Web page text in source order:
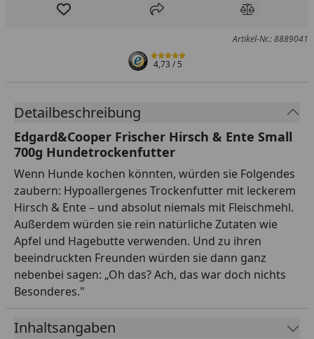
Produkt zur Wunschliste hinzufügen
Teilen Produkt
Artikel-Nr.: 8889041
4,73/ 5
Detailbeschreibung
Edgard&Cooper Frischer Hirsch & Ente Small
700g Hundetrockenfutter
Wenn Hunde kochen könnten, würden sie Folgendes
zaubern: Hypoallergenes Trockenfutter mit leckerem
Hirsch & Ente – und absolut niemals mit Fleischmehl.
Außerdem würden sie rein natürliche Zutaten wie
Apfel und Hagebutte verwenden. Und zu ihren
beeindruckten Freunden würden sie dann ganz
nebenbei sagen: „Oh das? Ach, das war doch nichts
Besonderes."
Inhaltsangaben